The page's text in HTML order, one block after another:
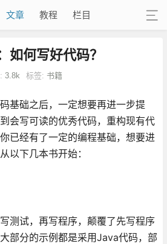
文章 教程 栏目
如何写好代码？
3.8k 标签: 书籍
基础之后，一定想要再进一步提
会写可读的优秀代码，重构现有代
已经有了一定的编程基础，想要进
以下几本书开始：
测试，再写程序，颠覆了先写程序
部分的示例都是采用Java代码，部